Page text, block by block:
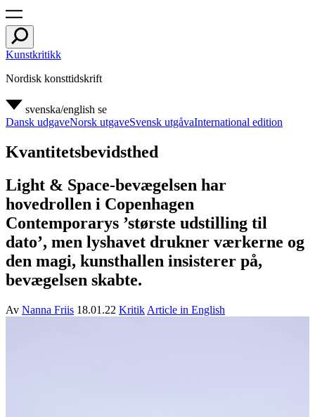
Kunstkritikk
Nordisk konsttidskrift
svenska/english se
Dansk udgaveNorsk utgaveSvensk utgåvaInternational edition
Kvantitetsbevidsthed
Light & Space-bevægelsen har
hovedrollen i Copenhagen
Contemporarys ’største udstilling til
dato’, men lyshavet drukner værkerne og
den magi, kunsthallen insisterer på,
bevægelsen skabte.
Av Nanna Friis 18.01.22 Kritik Article in English